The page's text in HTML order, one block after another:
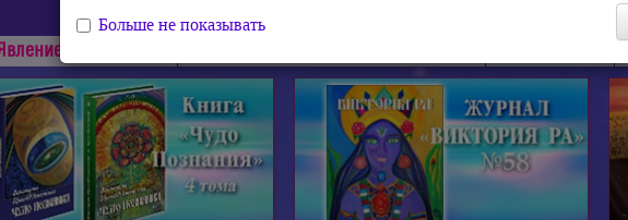
Статьи, Книги, Видео, Аудио
Матери Мира
Больше не показывать